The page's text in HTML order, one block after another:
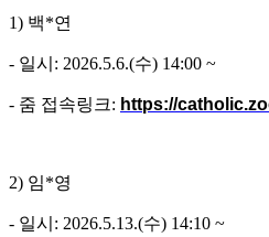
1) 백*연
- 일시: 2026.5.6.(수) 14:00 ~
- 줌 접속링크: https://
2) 임*영
- 일시: 2026.5.13.(수) 14:10 ~